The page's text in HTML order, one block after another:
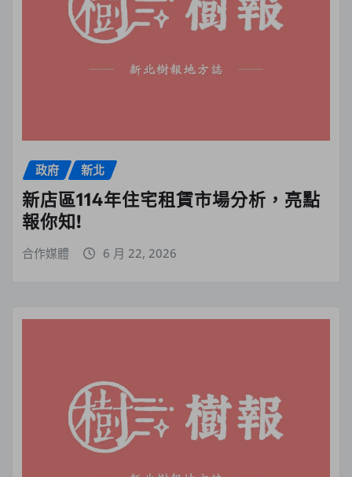
政府 新北
新店區114年住宅租賃市場分析，亮點
報你知!
合作媒體 6 月 22, 2026